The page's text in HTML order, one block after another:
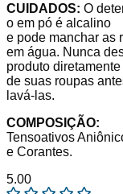
CUIDADOS: O
o em pó é alcalino
e pode manchar as
em água. Nunca
produto
de suas roupas
lavá-las.
COMPOSIÇÃO:
Tensoativos
e Corantes.
5.00